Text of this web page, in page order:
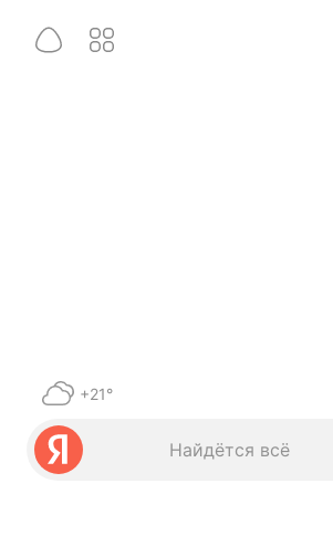
+21°
Найдётся всё